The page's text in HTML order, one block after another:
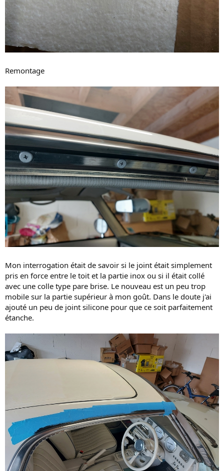
Remontage
Mon interrogation était de savoir si le joint était simplement
pris en force entre le toit et la partie inox ou si il était collé
avec une colle type pare brise. Le nouveau est un peu trop
mobile sur la partie supérieur à mon goût. Dans le doute j'ai
ajouté un peu de joint silicone pour que ce soit parfaitement
étanche.